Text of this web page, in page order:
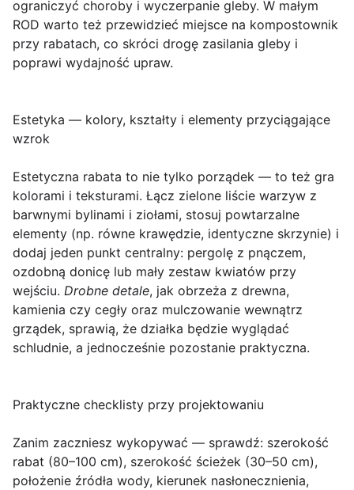
ograniczyć choroby i wyczerpanie gleby. W małym
ROD warto też przewidzieć miejsce na kompostownik
przy rabatach, co skróci drogę zasilania gleby i
poprawi wydajność upraw.
Estetyka — kolory, kształty i elementy przyciągające
wzrok
Estetyczna rabata to nie tylko porządek — to też gra
kolorami i teksturami. Łącz zielone liście warzyw z
barwnymi bylinami i ziołami, stosuj powtarzalne
elementy (np. równe krawędzie, identyczne skrzynie) i
dodaj jeden punkt centralny: pergolę z pnączem,
ozdobną donicę lub mały zestaw kwiatów przy
wejściu. Drobne detale, jak obrzeża z drewna,
kamienia czy cegły oraz mulczowanie wewnątrz
grządek, sprawią, że działka będzie wyglądać
schludnie, a jednocześnie pozostanie praktyczna.
Praktyczne checklisty przy projektowaniu
Zanim zaczniesz wykopywać — sprawdź: szerokość
rabat (80–100 cm), szerokość ścieżek (30–50 cm),
położenie źródła wody, kierunek nasłonecznienia,